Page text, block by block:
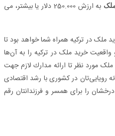
به ارزش 250.000 دلار یا بیشتر، می
در ترکیه همراه شما خواهد بود تا
واقعیت خرید ملک در ترکیه را به آن‌ها
مورد نظر تا ارائه مدارك لازم جهت
رویایی‌تان در کشوری با رشد اقتصادی
را برای همسر و فرزندانتان رقم